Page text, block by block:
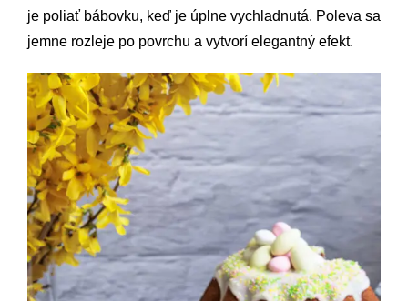
je poliať bábovku, keď je úplne vychladnutá. Poleva sa
jemne rozleje po povrchu a vytvorí elegantný efekt.